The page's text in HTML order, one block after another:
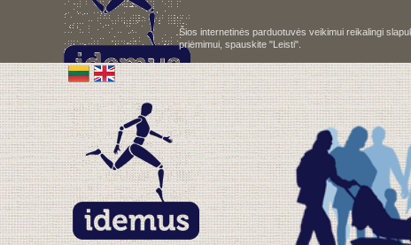
Šios internetinės parduotuvės veikimui reikalingi
priėmimui, spauskite "Leisti".